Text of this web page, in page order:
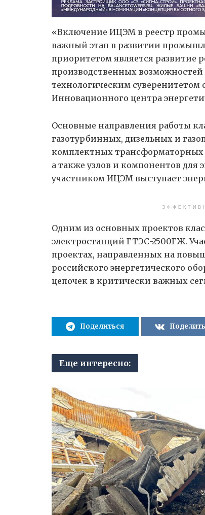
«Включение ИЦЭМ в реестр
важный этап в развитии
приоритетом является
производственных возможностей
технологическим суверенитетом
Инновационного центра
Основные направления работы
газотурбинных, дизельных и
комплектных трансформаторных
а также узлов и компонентов
участником ИЦЭМ выступает
Одним из основных проектов
электростанций ГТЭС-2500ГЖ.
проектах, направленных на
российского энергетического
цепочек в критически важных
Поделиться
Еще интересно: